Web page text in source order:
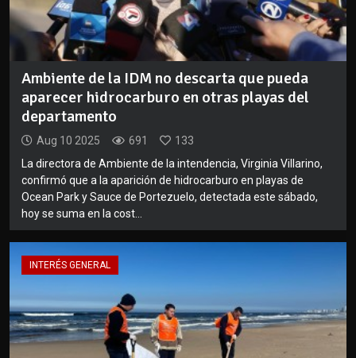
Ambiente de la IDM no descarta que pueda
aparecer hidrocarburo en otras playas del
departamento
Aug 10 2025 691
133
La directora de Ambiente de la intendencia, Virginia Villarino,
confirmó que a la aparición de hidrocarburo en playas de
Ocean Park y Sauce de Portezuelo, detectada este sábado,
hoy se suma en la cost...
INTERÉS GENERAL